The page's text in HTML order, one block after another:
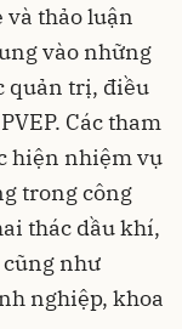
và thảo luận
vào những
quản trị, điều
Các tham
hiện nhiệm vụ
trong công
thác dầu khí,
như
nghiệp, khoa